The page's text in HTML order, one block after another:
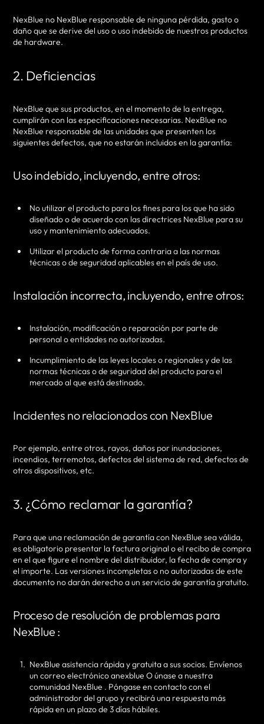
NexBlue no NexBlue responsable de ninguna pérdida, gasto o
daño que se derive del uso o uso indebido de nuestros productos
de hardware.
2. Deficiencias
NexBlue que sus productos, en el momento de la entrega,
cumplirán con las especificaciones necesarias. NexBlue no
NexBlue responsable de las unidades que presenten los
siguientes defectos, que no estarán incluidos en la garantía:
Uso indebido, incluyendo, entre otros:
No utilizar el producto para los fines para los que ha sido
diseñado o de acuerdo con las directrices NexBlue para su
uso y mantenimiento adecuados.
Utilizar el producto de forma contraria a las normas
técnicas o de seguridad aplicables en el país de uso.
Instalación incorrecta, incluyendo, entre otros:
Instalación, modificación o reparación por parte de
personal o entidades no autorizadas.
Incumplimiento de las leyes locales o regionales y de las
normas técnicas o de seguridad del producto para el
mercado al que está destinado.
Incidentes no relacionados con NexBlue
Por ejemplo, entre otros, rayos, daños por inundaciones,
incendios, terremotos, defectos del sistema de red, defectos de
otros dispositivos, etc.
3. ¿Cómo reclamar la garantía?
Para que una reclamación de garantía con NexBlue sea válida,
es obligatorio presentar la factura original o el recibo de compra
en el que figure el nombre del distribuidor, la fecha de compra y
el importe. Las versiones incompletas o no autorizadas de este
documento no darán derecho a un servicio de garantía gratuito.
Proceso de resolución de problemas para
NexBlue :
NexBlue asistencia rápida y gratuita a sus socios. Envíenos
un correo electrónico anexblue O únase a nuestra
comunidad NexBlue . Póngase en contacto con el
administrador del grupo y recibirá una respuesta más
rápida en un plazo de 3 días hábiles.